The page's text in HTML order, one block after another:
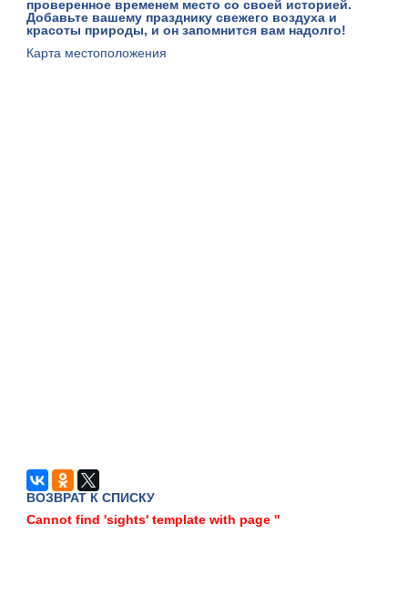
проверенное временем место со своей историей.
Добавьте вашему празднику свежего воздуха и
красоты природы, и он запомнится вам надолго!
Карта местоположения
ВОЗВРАТ К СПИСКУ
Cannot find 'sights' template with page ''